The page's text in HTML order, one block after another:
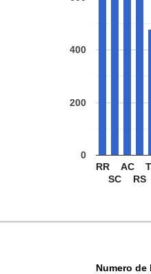
RR
SC
AC
RS
0
200
400
Numero de